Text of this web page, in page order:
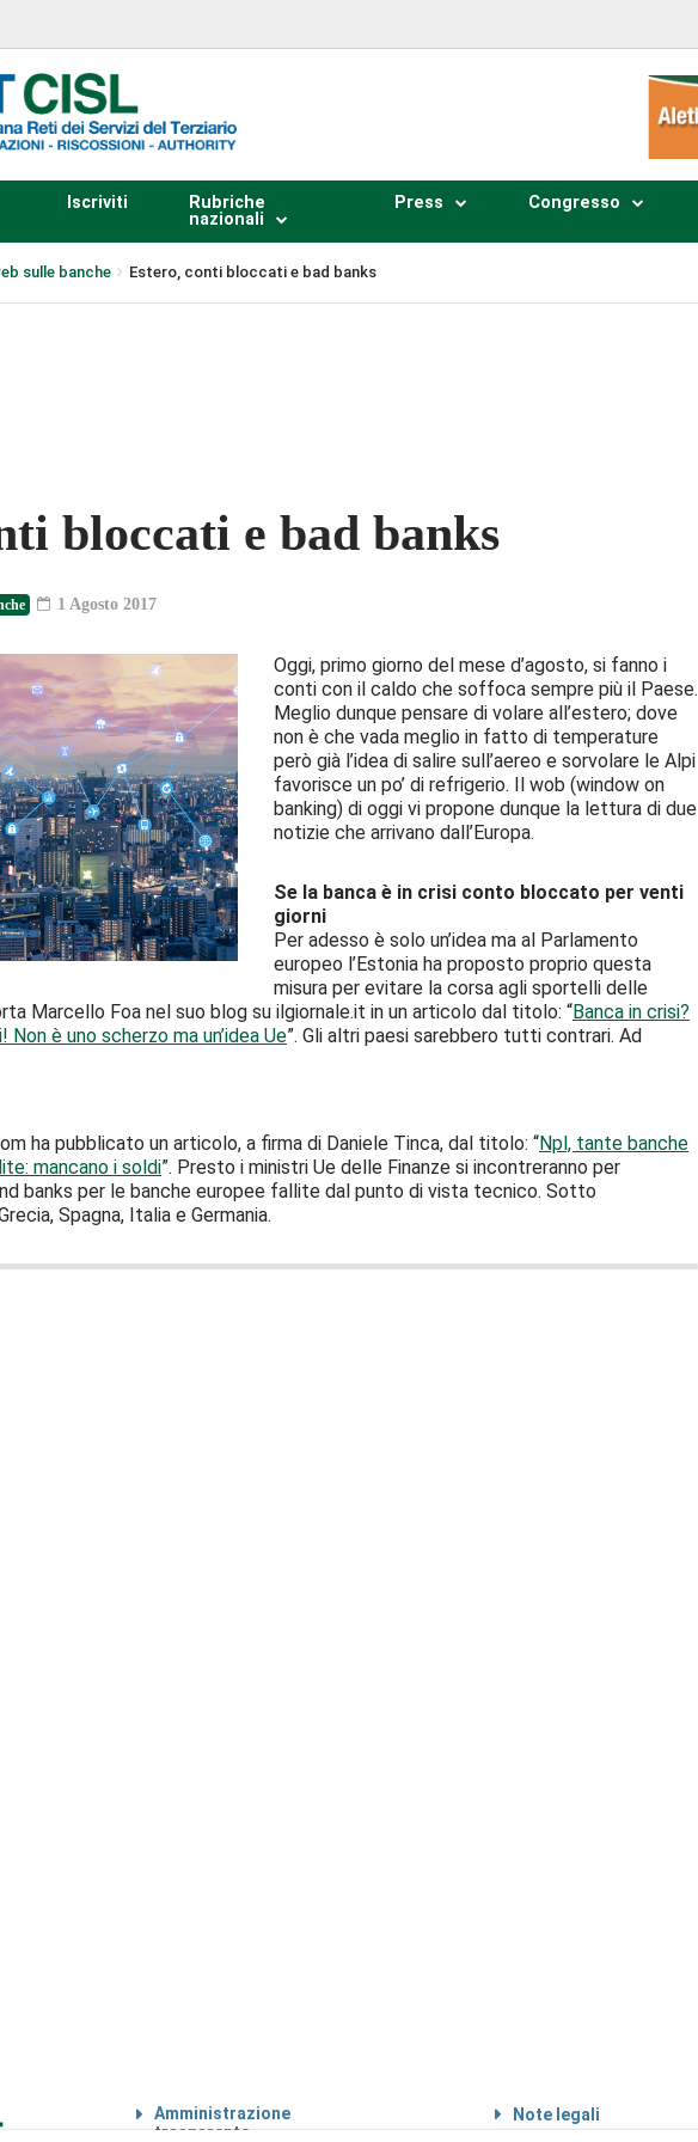
Iscriviti
Rubriche
nazionali
Press Congresso
sulle banche Estero, conti bloccati e bad banks
bloccati e bad banks
1 Agosto 2017
Oggi, primo giorno del mese d’agosto, si fanno i
conti con il caldo che soffoca sempre più il Paese.
Meglio dunque pensare di volare all’estero; dove
non è che vada meglio in fatto di temperature
però già l’idea di salire sull’aereo e sorvolare le Alpi
favorisce un po’ di refrigerio. Il wob (window on
banking) di oggi vi propone dunque la lettura di due
notizie che arrivano dall’Europa.
Se la banca è in crisi conto bloccato per venti
giorni
Per adesso è solo un’idea ma al Parlamento
europeo l’Estonia ha proposto proprio questa
misura per evitare la corsa agli sportelli delle
Marcello Foa nel suo blog su ilgiornale.it in un articolo dal titolo: “Banca in crisi?
è uno scherzo ma un’idea Ue”. Gli altri paesi sarebbero tutti contrari. Ad
ha pubblicato un articolo, a firma di Daniele Tinca, dal titolo: “Npl, tante banche
mancano i soldi”. Presto i ministri Ue delle Finanze si incontreranno per
banks per le banche europee fallite dal punto di vista tecnico. Sotto
Spagna, Italia e Germania.
Amministrazione
trasparente
Note legali